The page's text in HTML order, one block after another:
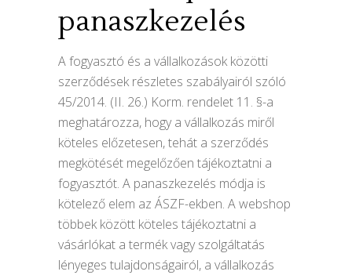
panaszkezelés
A fogyasztó és a vállalkozások közötti
szerződések részletes szabályairól szóló
45/2014. (II. 26.) Korm. rendelet 11. §-a
meghatározza, hogy a vállalkozás miről
köteles előzetesen, tehát a szerződés
megkötését megelőzően tájékoztatni a
fogyasztót. A panaszkezelés módja is
kötelező elem az ÁSZF-ekben. A webshop
többek között köteles tájékoztatni a
vásárlókat a termék vagy szolgáltatás
lényeges tulajdonságairól, a vállalkozás